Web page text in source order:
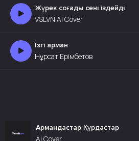
Жүрек соғады сені іздейді
VSLVN AI Cover
Ізгі арман
Нұрсат Ерімбетов
Армандастар Құрдастар
Ai Cover